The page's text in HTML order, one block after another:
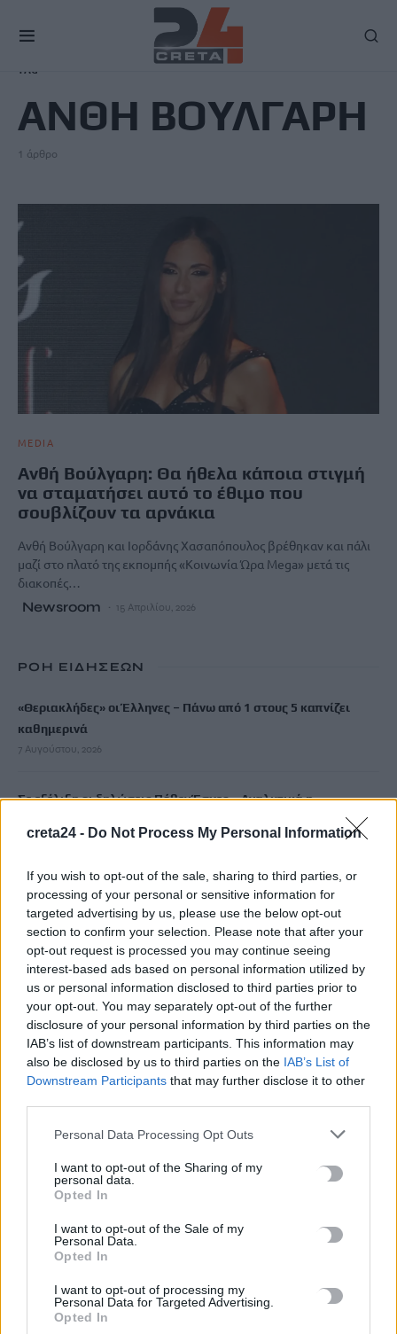
creta24 - Do Not Process My Personal Information
If you wish to opt-out of the sale, sharing to third parties, or
processing of your personal or sensitive information for
targeted advertising by us, please use the below opt-out
section to confirm your selection. Please note that after your
opt-out request is processed you may continue seeing
interest-based ads based on personal information utilized by
us or personal information disclosed to third parties prior to
your opt-out. You may separately opt-out of the further
disclosure of your personal information by third parties on the
IAB’s list of downstream participants. This information may
also be disclosed by us to third parties on the IAB’s List of
Downstream Participants that may further disclose it to other
Personal Data Processing Opt Outs
I want to opt-out of the Sharing of my
personal data.
Opted In
I want to opt-out of the Sale of my
Personal Data.
Opted In
I want to opt-out of processing my
Personal Data for Targeted Advertising.
Opted In
TAG
ΑΝΘΗ ΒΟΥΛΓΑΡΗ
1 άρθρο
MEDIA
Ανθή Βούλγαρη: Θα ήθελα κάποια στιγμή
να σταματήσει αυτό το έθιμο που
σουβλίζουν τα αρνάκια
Ανθή Βούλγαρη και Ιορδάνης Χασαπόπουλος βρέθηκαν και πάλι
μαζί στο πλατό της εκπομπής «Κοινωνία Ώρα Mega» μετά τις
διακοπές…
Newsroom 15 Απριλίου, 2026
ΡΟΗ ΕΙΔΗΣΕΩΝ
«Θεριακλήδες» οι Έλληνες – Πάνω από 1 στους 5 καπνίζει
καθημερινά
7 Αυγούστου, 2026
Σε εξέλιξη οι δηλώσεις Πόθεν Έσχες – Αναλυτικά η
7 Αυγούστου, 2026
Πότε πληρώνονται οι συντάξεις Σεπτεμβρίου
7 Αυγούστου, 2026
Ξεκινούν οι ετήσιες Καλοκαιρινές Εκθέσεις του Φεστιβάλ
Κινηματογράφου Χανίων
7 Αυγούστου, 2026
Ισπανία: Απολιθώματα αποκαλύπτουν ότι οι πρώτοι
Ευρωπαίοι ίσως ασκούσαν κανιβαλισμό
Σοκαριστικές αποκαλύψεις του FBI μετά το Μουντιάλ: «Θα
ανατινάξω τον Μέσι με τέσσερις βόμβες»
7 Αυγούστου, 2026
ΗΠΑ: Δασκάλα χορού κατηγορείται για σεξουαλική
κακοποίηση δύο ανήλικων μαθητών της
Το Ελληνικό Μεσογειακό Πανεπιστήμιο εκδίδει ηλεκτρονικά